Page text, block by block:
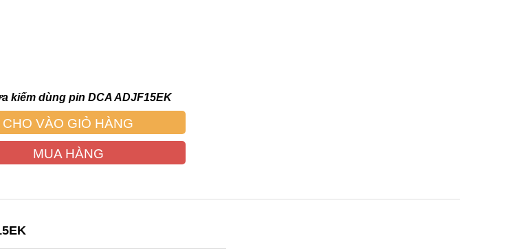
kiếm dùng pin DCA ADJF15EK
CHO VÀO GIỎ HÀNG
MUA HÀNG